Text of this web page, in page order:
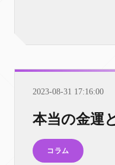
2023-08-31 17:16:00
本当の金運
コラム